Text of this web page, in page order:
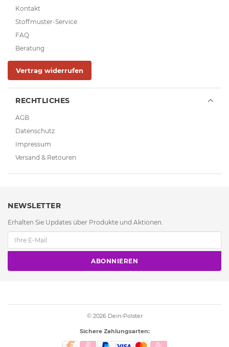
Kontakt
Stoffmuster-Service
FAQ
Beratung
Vertrag widerrufen
RECHTLICHES
AGB
Datenschutz
Impressum
Versand & Retouren
NEWSLETTER
Erhalten Sie Updates über Produkte und Aktionen.
ABONNIEREN
© 2026 Dein-Polster
Sichere Zahlungsarten: